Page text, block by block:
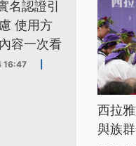
名認證引
使用方
容一次看
西拉
與族